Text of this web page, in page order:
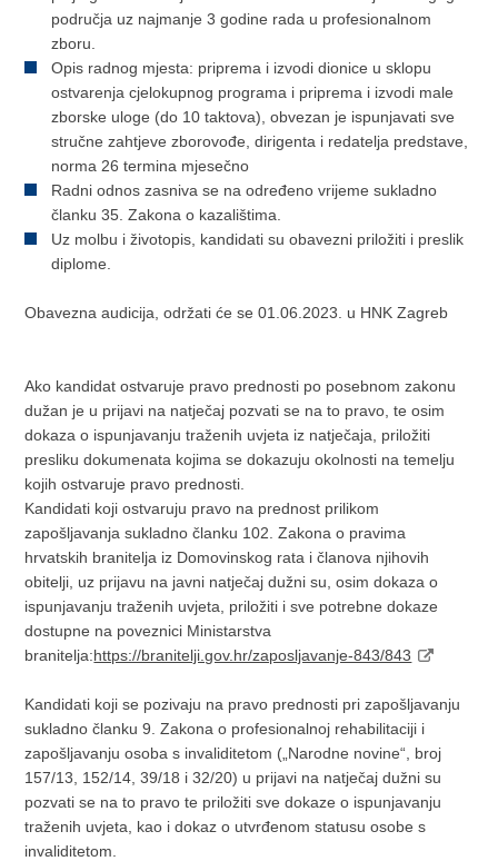
područja uz najmanje 3 godine rada u profesionalnom
zboru.
Opis radnog mjesta: priprema i izvodi dionice u sklopu
ostvarenja cjelokupnog programa i priprema i izvodi male
zborske uloge (do 10 taktova), obvezan je ispunjavati sve
stručne zahtjeve zborovođe, dirigenta i redatelja predstave,
norma 26 termina mjesečno
Radni odnos zasniva se na određeno vrijeme sukladno
članku 35. Zakona o kazalištima.
Uz molbu i životopis, kandidati su obavezni priložiti i preslik
diplome.
Obavezna audicija, održati će se 01.06.2023. u HNK Zagreb
Ako kandidat ostvaruje pravo prednosti po posebnom zakonu
dužan je u prijavi na natječaj pozvati se na to pravo, te osim
dokaza o ispunjavanju traženih uvjeta iz natječaja, priložiti
presliku dokumenata kojima se dokazuju okolnosti na temelju
kojih ostvaruje pravo prednosti.
Kandidati koji ostvaruju pravo na prednost prilikom
zapošljavanja sukladno članku 102. Zakona o pravima
hrvatskih branitelja iz Domovinskog rata i članova njihovih
obitelji, uz prijavu na javni natječaj dužni su, osim dokaza o
ispunjavanju traženih uvjeta, priložiti i sve potrebne dokaze
dostupne na poveznici Ministarstva
branitelja:https://branitelji.gov.hr/zaposljavanje-843/843
Kandidati koji se pozivaju na pravo prednosti pri zapošljavanju
sukladno članku 9. Zakona o profesionalnoj rehabilitaciji i
zapošljavanju osoba s invaliditetom („Narodne novine“, broj
157/13, 152/14, 39/18 i 32/20) u prijavi na natječaj dužni su
pozvati se na to pravo te priložiti sve dokaze o ispunjavanju
traženih uvjeta, kao i dokaz o utvrđenom statusu osobe s
invaliditetom.